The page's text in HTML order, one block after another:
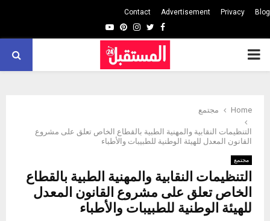
Blog
Privacy
Advertisement
Contact
Facebook
Twitter
Instagram
Pinterest
Youtube
PRIMARY
Home مجتمع
التنظيمات النقابية والمهنية الطبية بالقطاع الخاص تعلق على مشروع
القانون المعدل للهيئة الوطنية للطبيبات والأطباء
مجتمع
التنظيمات النقابية والمهنية الطبية بالقطاع
الخاص تعلق على مشروع القانون المعدل
للهيئة الوطنية للطبيبات والأطباء